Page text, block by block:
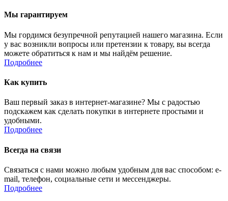
Мы гарантируем
Мы гордимся безупречной репутацией нашего магазина. Если
у вас возникли вопросы или претензии к товару, вы всегда
можете обратиться к нам и мы найдём решение.
Подробнее
Как купить
Ваш первый заказ в интернет-магазине? Мы с радостью
подскажем как сделать покупки в интернете простыми и
удобными.
Подробнее
Всегда на связи
Связаться с нами можно любым удобным для вас способом: e-
mail, телефон, социальные сети и мессенджеры.
Подробнее